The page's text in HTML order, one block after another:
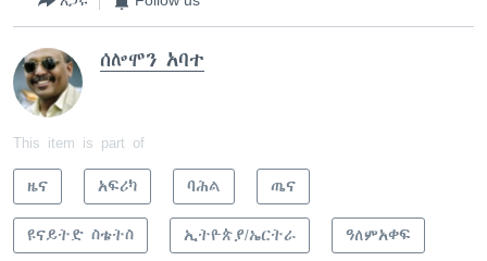
ሰሎሞን አባተ
This item is part of
ዜና አፍሪካ ባሕል ጤና
ዩናይትድ ስቴትስ ኢትዮጵያ/ኤርትራ ዓለምአቀፍ